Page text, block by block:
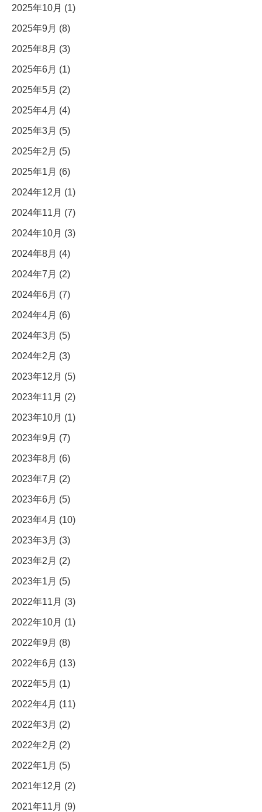
2025年10月 (1)
2025年9月 (8)
2025年8月 (3)
2025年6月 (1)
2025年5月 (2)
2025年4月 (4)
2025年3月 (5)
2025年2月 (5)
2025年1月 (6)
2024年12月 (1)
2024年11月 (7)
2024年10月 (3)
2024年8月 (4)
2024年7月 (2)
2024年6月 (7)
2024年4月 (6)
2024年3月 (5)
2024年2月 (3)
2023年12月 (5)
2023年11月 (2)
2023年10月 (1)
2023年9月 (7)
2023年8月 (6)
2023年7月 (2)
2023年6月 (5)
2023年4月 (10)
2023年3月 (3)
2023年2月 (2)
2023年1月 (5)
2022年11月 (3)
2022年10月 (1)
2022年9月 (8)
2022年6月 (13)
2022年5月 (1)
2022年4月 (11)
2022年3月 (2)
2022年2月 (2)
2022年1月 (5)
2021年12月 (2)
2021年11月 (9)